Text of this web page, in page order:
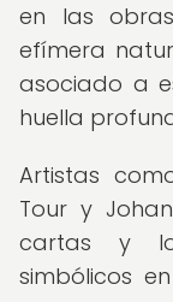
en las
efímera
asociado a
huella
Artistas
Tour y
cartas y
simbólicos